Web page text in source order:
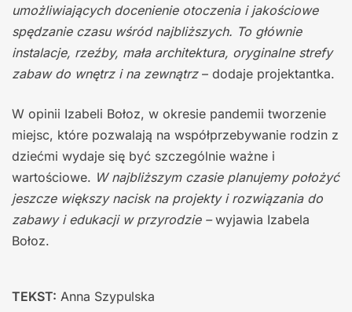
umożliwiających docenienie otoczenia i jakościowe
spędzanie czasu wśród najbliższych. To głównie
instalacje, rzeźby, mała architektura, oryginalne strefy
zabaw do wnętrz i na zewnątrz– dodaje projektantka.
W opinii Izabeli Bołoz, w okresie pandemii tworzenie
miejsc, które pozwalają na współprzebywanie rodzin z
dziećmi wydaje się być szczególnie ważne i
wartościowe. W najbliższym czasie planujemy położyć
jeszcze większy nacisk na projekty i rozwiązania do
zabawy i edukacji w przyrodzie –wyjawia Izabela
Bołoz.
TEKST: Anna Szypulska